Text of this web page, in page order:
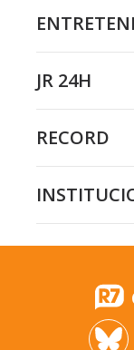
JR 24H
RECORD